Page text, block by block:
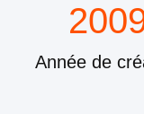
Année de